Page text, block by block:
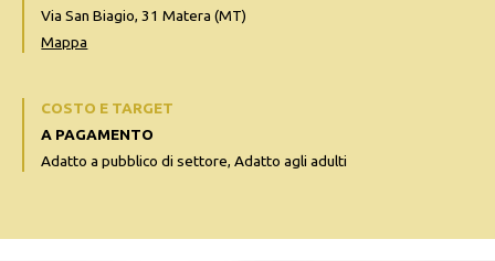
Via San Biagio, 31 Matera (MT)
Mappa
COSTO E TARGET
A PAGAMENTO
Adatto a pubblico di settore, Adatto agli adulti